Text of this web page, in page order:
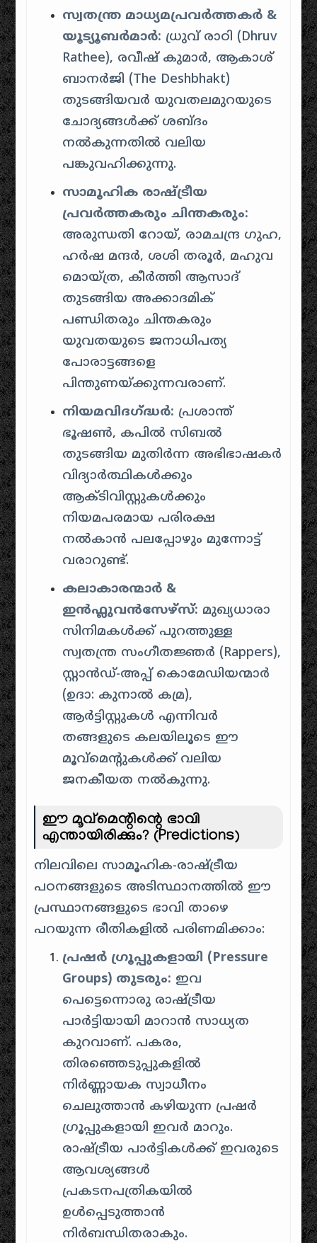
സ്വതന്ത്ര മാധ്യമപ്രവർത്തകർ &
യൂട്യൂബർമാർ: ധ്രുവ് രാഠി (Dhruv
Rathee), രവീഷ് കുമാർ, ആകാശ്
ബാനർജി (The Deshbhakt)
തുടങ്ങിയവർ യുവതലമുറയുടെ
ചോദ്യങ്ങൾക്ക് ശബ്ദം
നൽകുന്നതിൽ വലിയ
പങ്കുവഹിക്കുന്നു.
സാമൂഹിക രാഷ്ട്രീയ
പ്രവർത്തകരും ചിന്തകരും:
അരുന്ധതി റോയ്, രാമചന്ദ്ര ഗുഹ,
ഹർഷ മന്ദർ, ശശി തരൂർ, മഹുവ
മൊയ്ത്ര, കീർത്തി ആസാദ്
തുടങ്ങിയ അക്കാദമിക്
പണ്ഡിതരും ചിന്തകരും
യുവതയുടെ ജനാധിപത്യ
പോരാട്ടങ്ങളെ
പിന്തുണയ്ക്കുന്നവരാണ്.
നിയമവിദഗ്ദ്ധർ: പ്രശാന്ത്
ഭൂഷൺ, കപിൽ സിബൽ
തുടങ്ങിയ മുതിർന്ന അഭിഭാഷകർ
വിദ്യാർത്ഥികൾക്കും
ആക്ടിവിസ്റ്റുകൾക്കും
നിയമപരമായ പരിരക്ഷ
നൽകാൻ പലപ്പോഴും മുന്നോട്ട്
വരാറുണ്ട്.
കലാകാരന്മാർ &
ഇൻഫ്ലുവൻസേഴ്സ്: മുഖ്യധാരാ
സിനിമകൾക്ക് പുറത്തുള്ള
സ്വതന്ത്ര സംഗീതജ്ഞർ (Rappers),
സ്റ്റാൻഡ്-അപ്പ് കൊമേഡിയന്മാർ
(ഉദാ: കുനാൽ കമ്ര),
ആർട്ടിസ്റ്റുകൾ എന്നിവർ
തങ്ങളുടെ കലയിലൂടെ ഈ
മൂവ്മെന്റുകൾക്ക് വലിയ
ജനകീയത നൽകുന്നു.
ഈ മൂവ്മെന്റിന്റെ ഭാവി
എന്തായിരിക്കും? (Predictions)
നിലവിലെ സാമൂഹിക-രാഷ്ട്രീയ
പഠനങ്ങളുടെ അടിസ്ഥാനത്തിൽ ഈ
പ്രസ്ഥാനങ്ങളുടെ ഭാവി താഴെ
പറയുന്ന രീതികളിൽ പരിണമിക്കാം:
പ്രഷർ ഗ്രൂപ്പുകളായി (Pressure
Groups) തുടരും: ഇവ
പെട്ടെന്നൊരു രാഷ്ട്രീയ
പാർട്ടിയായി മാറാൻ സാധ്യത
കുറവാണ്. പകരം,
തിരഞ്ഞെടുപ്പുകളിൽ
നിർണ്ണായക സ്വാധീനം
ചെലുത്താൻ കഴിയുന്ന പ്രഷർ
ഗ്രൂപ്പുകളായി ഇവർ മാറും.
രാഷ്ട്രീയ പാർട്ടികൾക്ക് ഇവരുടെ
ആവശ്യങ്ങൾ
പ്രകടനപത്രികയിൽ
ഉൾപ്പെടുത്താൻ
നിർബന്ധിതരാകും.